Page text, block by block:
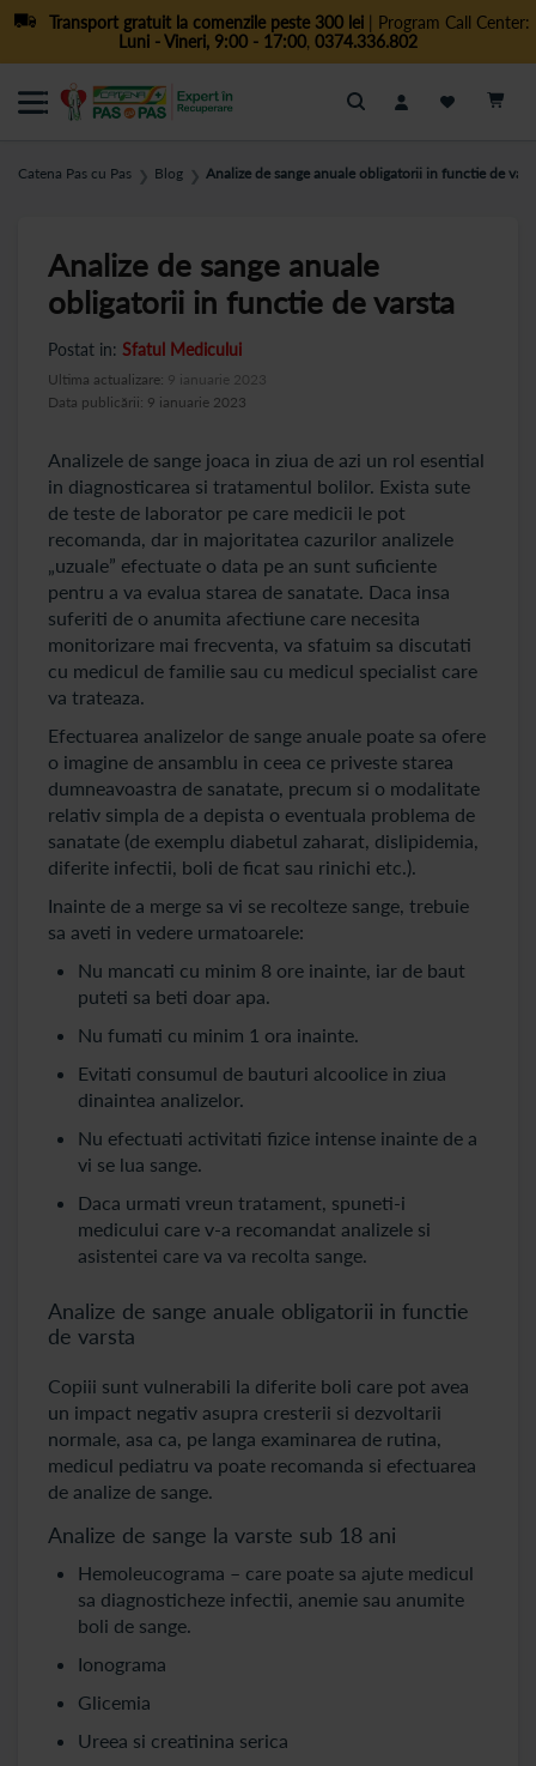
Transport gratuit la comenzile peste 300 lei| Program Call Center:
Luni - Vineri, 9:00 - 17:00, 0374.336.802
Cautare
Catena Pas cu Pas ❯ Blog ❯ Analize de sange anuale obligatorii in functie de
Analize de sange anuale
obligatorii in functie de varsta
Postat in: Sfatul Medicului
Data publicării: 9 ianuarie 2023
Ultima actualizare: 9 ianuarie 2023
Analizele de sange joaca in ziua de azi un rol esential
in diagnosticarea si tratamentul bolilor. Exista sute
de teste de laborator pe care medicii le pot
recomanda, dar in majoritatea cazurilor analizele
„uzuale” efectuate o data pe an sunt suficiente
pentru a va evalua starea de sanatate. Daca insa
suferiti de o anumita afectiune care necesita
monitorizare mai frecventa, va sfatuim sa discutati
cu medicul de familie sau cu medicul specialist care
va trateaza.
Efectuarea analizelor de sange anuale poate sa ofere
o imagine de ansamblu in ceea ce priveste starea
dumneavoastra de sanatate, precum si o modalitate
relativ simpla de a depista o eventuala problema de
sanatate (de exemplu diabetul zaharat, dislipidemia,
diferite infectii, boli de ficat sau rinichi etc.).
Inainte de a merge sa vi se recolteze sange, trebuie
sa aveti in vedere urmatoarele:
Nu mancati cu minim 8 ore inainte, iar de baut
puteti sa beti doar apa.
Nu fumati cu minim 1 ora inainte.
Evitati consumul de bauturi alcoolice in ziua
dinaintea analizelor.
Nu efectuati activitati fizice intense inainte de a
vi se lua sange.
Daca urmati vreun tratament, spuneti-i
medicului care v-a recomandat analizele si
asistentei care va va recolta sange.
Analize de sange anuale obligatorii in functie
de varsta
Copiii sunt vulnerabili la diferite boli care pot avea
un impact negativ asupra cresterii si dezvoltarii
normale, asa ca, pe langa examinarea de rutina,
medicul pediatru va poate recomanda si efectuarea
de analize de sange.
Analize de sange la varste sub 18 ani
Hemoleucograma – care poate sa ajute medicul
sa diagnosticheze infectii, anemie sau anumite
boli de sange.
Ionograma
Glicemia
Ureea si creatinina serica